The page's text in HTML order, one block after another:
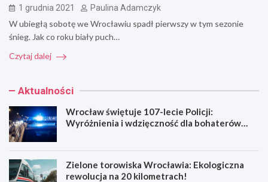
1 grudnia 2021 Paulina Adamczyk
W ubiegłą sobotę we Wrocławiu spadł pierwszy w tym sezonie
śnieg. Jak co roku biały puch…
Czytaj dalej
Aktualności
Wrocław świętuje 107-lecie Policji:
Wyróżnienia i wdzięczność dla bohaterów
Zielone torowiska Wrocławia: Ekologiczna
rewolucja na 20 kilometrach!